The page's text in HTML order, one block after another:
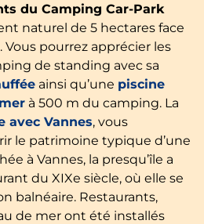
du Camping Car-Park
naturel de 5 hectares face
Vous pourrez apprécier les
de standing avec sa
ainsi qu’une piscine
mer à 500 m du camping. La
avec Vannes, vous
le patrimoine typique d’une
à Vannes, la presqu’île a
du XIXe siècle, où elle se
balnéaire. Restaurants,
de mer ont été installés